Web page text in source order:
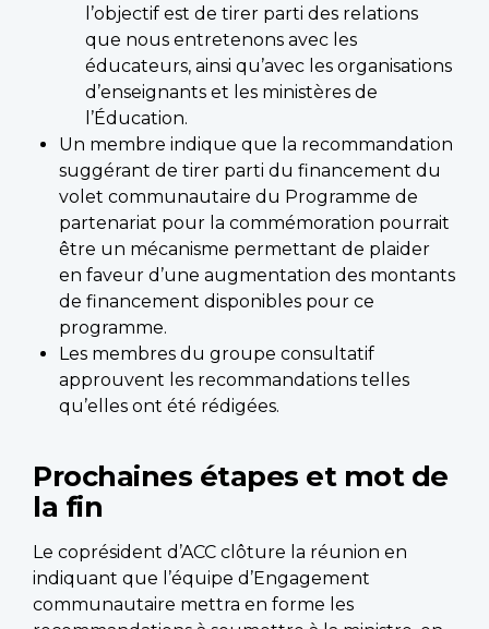
l’objectif est de tirer parti des relations
que nous entretenons avec les
éducateurs, ainsi qu’avec les organisations
d’enseignants et les ministères de
l’Éducation.
Un membre indique que la recommandation
suggérant de tirer parti du financement du
volet communautaire du Programme de
partenariat pour la commémoration pourrait
être un mécanisme permettant de plaider
en faveur d’une augmentation des montants
de financement disponibles pour ce
programme.
Les membres du groupe consultatif
approuvent les recommandations telles
qu’elles ont été rédigées.
Prochaines étapes et mot de
la fin
Le coprésident d’ACC clôture la réunion en
indiquant que l’équipe d’Engagement
communautaire mettra en forme les